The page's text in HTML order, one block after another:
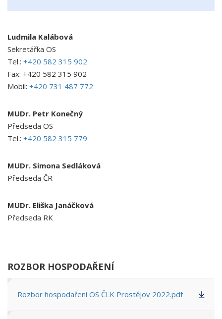
Ludmila Kalábová
Sekretářka OS
Tel.: +420 582 315 902
Fax: +420 582 315 902
Mobil: +420 731 487 772
MUDr. Petr Konečný
Předseda OS
Tel.: +420 582 315 779
MUDr. Simona Sedláková
Předseda ČR
MUDr. Eliška Janáčková
Předseda RK
ROZBOR HOSPODAŘENÍ
Rozbor hospodaření OS ČLK Prostějov 2022.pdf